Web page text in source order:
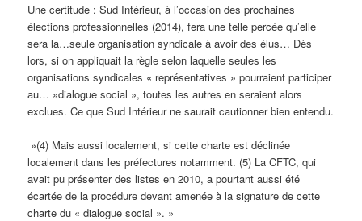
Une certitude : Sud Intérieur, à l’occasion des prochaines
élections professionnelles (2014), fera une telle percée qu’elle
sera la…seule organisation syndicale à avoir des élus… Dès
lors, si on appliquait la règle selon laquelle seules les
organisations syndicales « représentatives » pourraient participer
au… »dialogue social », toutes les autres en seraient alors
exclues. Ce que Sud Intérieur ne saurait cautionner bien entendu.
»(4) Mais aussi localement, si cette charte est déclinée
localement dans les préfectures notamment. (5) La CFTC, qui
avait pu présenter des listes en 2010, a pourtant aussi été
écartée de la procédure devant amenée à la signature de cette
charte du « dialogue social ». »